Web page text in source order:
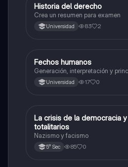
HCiencias Sociales
Historia del derecho
Crea un resumen para examen
Universidad 83 2
Ciencias Sociales
Fechos humanos
Generación, interpretación y
Universidad 17 0
Ciencias Sociales
La crisis de la democracia
totalitarios
Nazismo y facismo
5° Sec 85 0